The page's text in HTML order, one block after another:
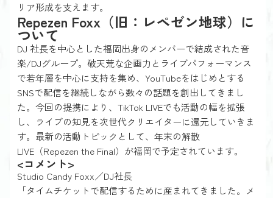
リア形成を支えます。
Repezen Foxx（旧：レペゼン地球）に
ついて
DJ 社長を中心とした福岡出身のメンバーで結成された音
楽/DJグループ。破天荒な企画力とライブパフォーマンス
で若年層を中心に支持を集め、YouTubeをはじめとする
SNSで配信を継続しながら数々の話題を創出してきまし
た。今回の提携により、TikTok LIVEでも活動の幅を拡張
し、ライブの知見を次世代クリエイターに還元していきま
す。最新の活動トピックとして、年末の解散
LIVE（Repezen the Final）が福岡で予定されています。
<コメント>
Studio Candy Foxx／DJ社長
「タイムチケットで配信するために産まれてきました。メ